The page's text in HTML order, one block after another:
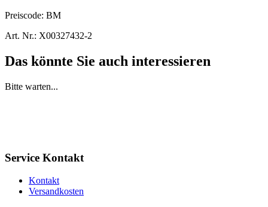
Preiscode: BM
Art. Nr.: X00327432-2
Das könnte Sie auch interessieren
Bitte warten...
Service Kontakt
Kontakt
Versandkosten